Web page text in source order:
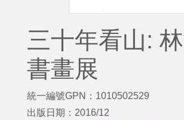
三十年看山:
書畫展
統一編號GPN：1010502529
出版日期：2016/12